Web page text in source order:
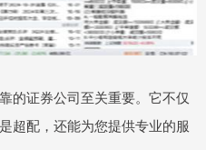
的证券公司至关重要。它不仅
超配，还能为您提供专业的服